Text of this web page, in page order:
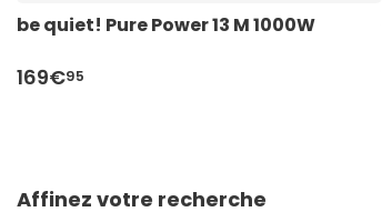
be quiet! Pure Power 13 M 1000W
169€95
Affinez votre recherche